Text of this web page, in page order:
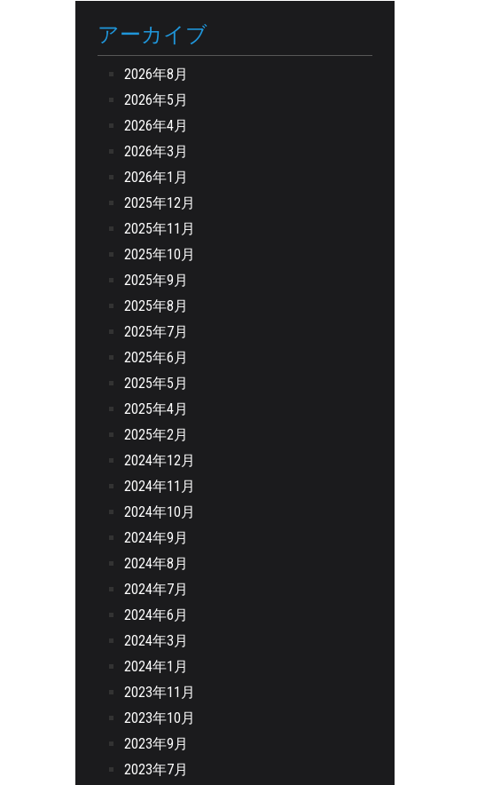
アーカイブ
2026年8月
2026年5月
2026年4月
2026年3月
2026年1月
2025年12月
2025年11月
2025年10月
2025年9月
2025年8月
2025年7月
2025年6月
2025年5月
2025年4月
2025年2月
2024年12月
2024年11月
2024年10月
2024年9月
2024年8月
2024年7月
2024年6月
2024年3月
2024年1月
2023年11月
2023年10月
2023年9月
2023年7月